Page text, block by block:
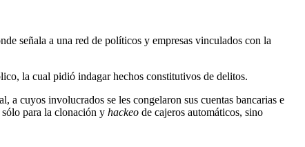
señala a una red de políticos y empresas vinculados con la
la cual pidió indagar hechos constitutivos de delitos.
cuyos involucrados se les congelaron sus cuentas bancarias e
para la clonación y hackeo de cajeros automáticos, sino